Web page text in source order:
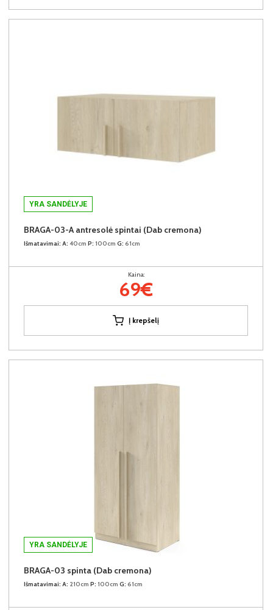
YRA SANDĖLYJE
BRAGA-03-A antresolė spintai (Dab cremona)
Išmatavimai: A: 40cm P: 100cm G: 61cm
Kaina:
69€
Į krepšelį
YRA SANDĖLYJE
BRAGA-03 spinta (Dab cremona)
Išmatavimai: A: 210cm P: 100cm G: 61cm